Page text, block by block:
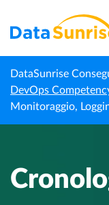
DataSunrise
DevOps
Monitoraggio,
Homepage
Centro di
Conoscenza